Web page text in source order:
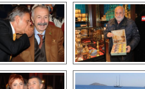
ULUSOY ve
BAĞLIKAYA
Avni Ongurlar ile